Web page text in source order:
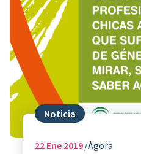
Noticia
22Ene 2019 Ágora